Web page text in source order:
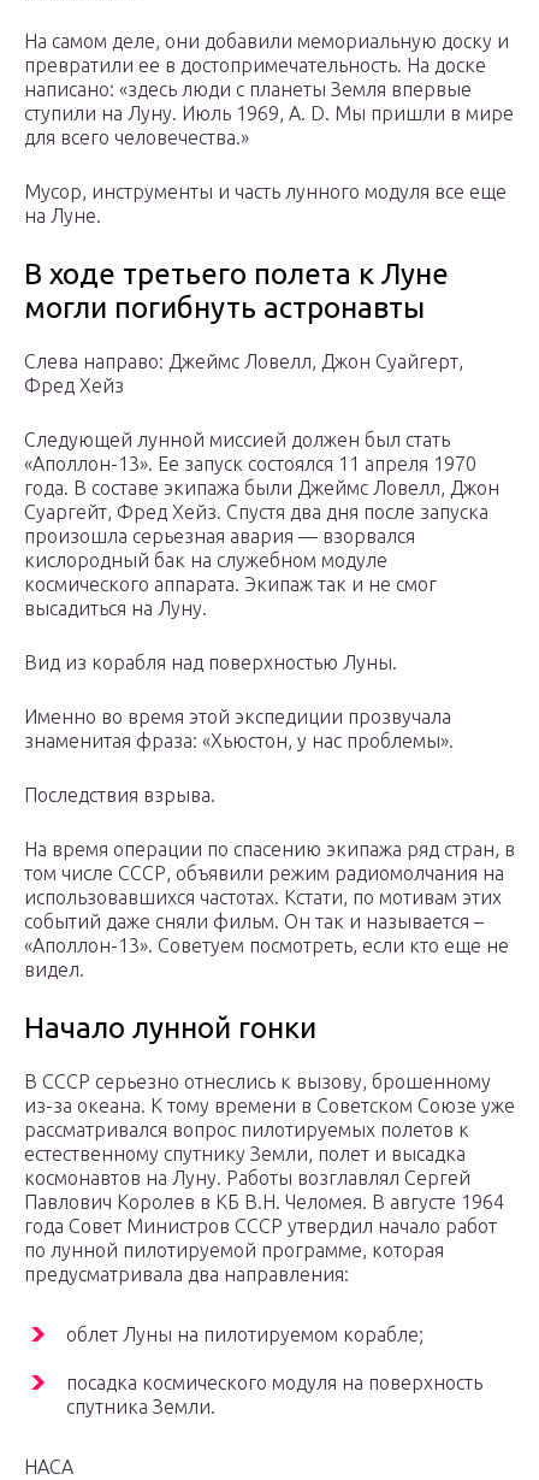
На самом деле, они добавили мемориальную доску и
превратили ее в достопримечательность. На доске
написано: «здесь люди с планеты Земля впервые
ступили на Луну. Июль 1969, A. D. Мы пришли в мире
для всего человечества.»
Мусор, инструменты и часть лунного модуля все еще
на Луне.
В ходе третьего полета к Луне
могли погибнуть астронавты
Слева направо: Джеймс Ловелл, Джон Суайгерт,
Фред Хейз
Следующей лунной миссией должен был стать
«Аполлон-13». Ее запуск состоялся 11 апреля 1970
года. В составе экипажа были Джеймс Ловелл, Джон
Суаргейт, Фред Хейз. Спустя два дня после запуска
произошла серьезная авария — взорвался
кислородный бак на служебном модуле
космического аппарата. Экипаж так и не смог
высадиться на Луну.
Вид из корабля над поверхностью Луны.
Именно во время этой экспедиции прозвучала
знаменитая фраза: «Хьюстон, у нас проблемы».
Последствия взрыва.
На время операции по спасению экипажа ряд стран, в
том числе СССР, объявили режим радиомолчания на
использовавшихся частотах. Кстати, по мотивам этих
событий даже сняли фильм. Он так и называется –
«Аполлон-13». Советуем посмотреть, если кто еще не
видел.
Начало лунной гонки
В СССР серьезно отнеслись к вызову, брошенному
из-за океана. К тому времени в Советском Союзе уже
рассматривался вопрос пилотируемых полетов к
естественному спутнику Земли, полет и высадка
космонавтов на Луну. Работы возглавлял Сергей
Павлович Королев в КБ В.Н. Челомея. В августе 1964
года Совет Министров СССР утвердил начало работ
по лунной пилотируемой программе, которая
предусматривала два направления:
облет Луны на пилотируемом корабле;
посадка космического модуля на поверхность
спутника Земли.
НАСА